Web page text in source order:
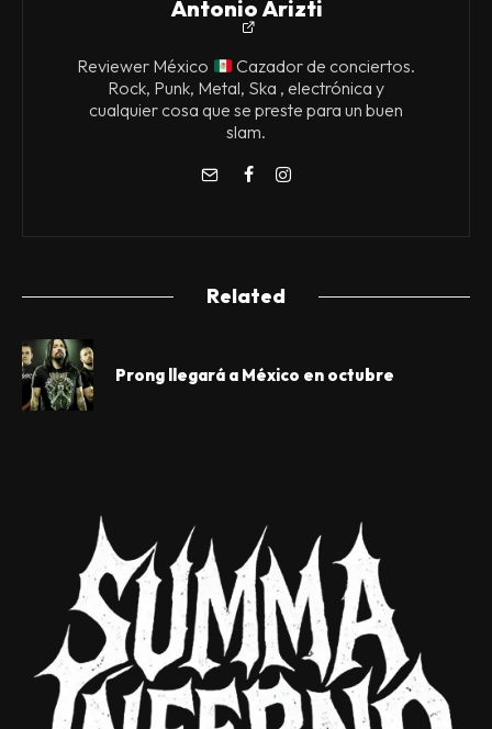
Antonio Arizti
Reviewer México
Cazador de conciertos.
Rock, Punk, Metal, Ska , electrónica y
cualquier cosa que se preste para un buen
slam.
Related
Prong llegará a México en octubre